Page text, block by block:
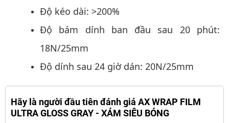
Độ kéo dài: >200%
Độ bám dính ban đầu sau 20 phút:
18N/25mm
Độ dính sau 24 giờ dán: 20N/25mm
Hãy là người đầu tiên đánh giá AX WRAP FILM
ULTRA GLOSS GRAY - XÁM SIÊU BÓNG